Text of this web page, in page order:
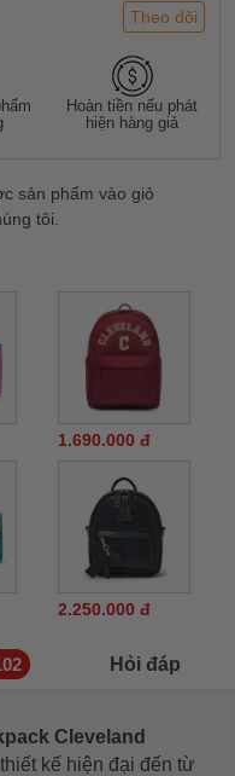
Theo dõi
Hoàn tiền nếu phát
hiện hàng giả
sản phẩm vào giỏ
tôi.
1.690.000 đ
2.250.000 đ
Hỏi đáp
Cleveland
thiết kế hiện đại đến từ